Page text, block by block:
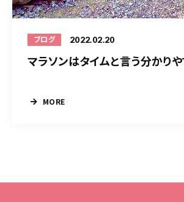
ブログ 2022.02.20
マラソンはタイムと言う分かり
MORE